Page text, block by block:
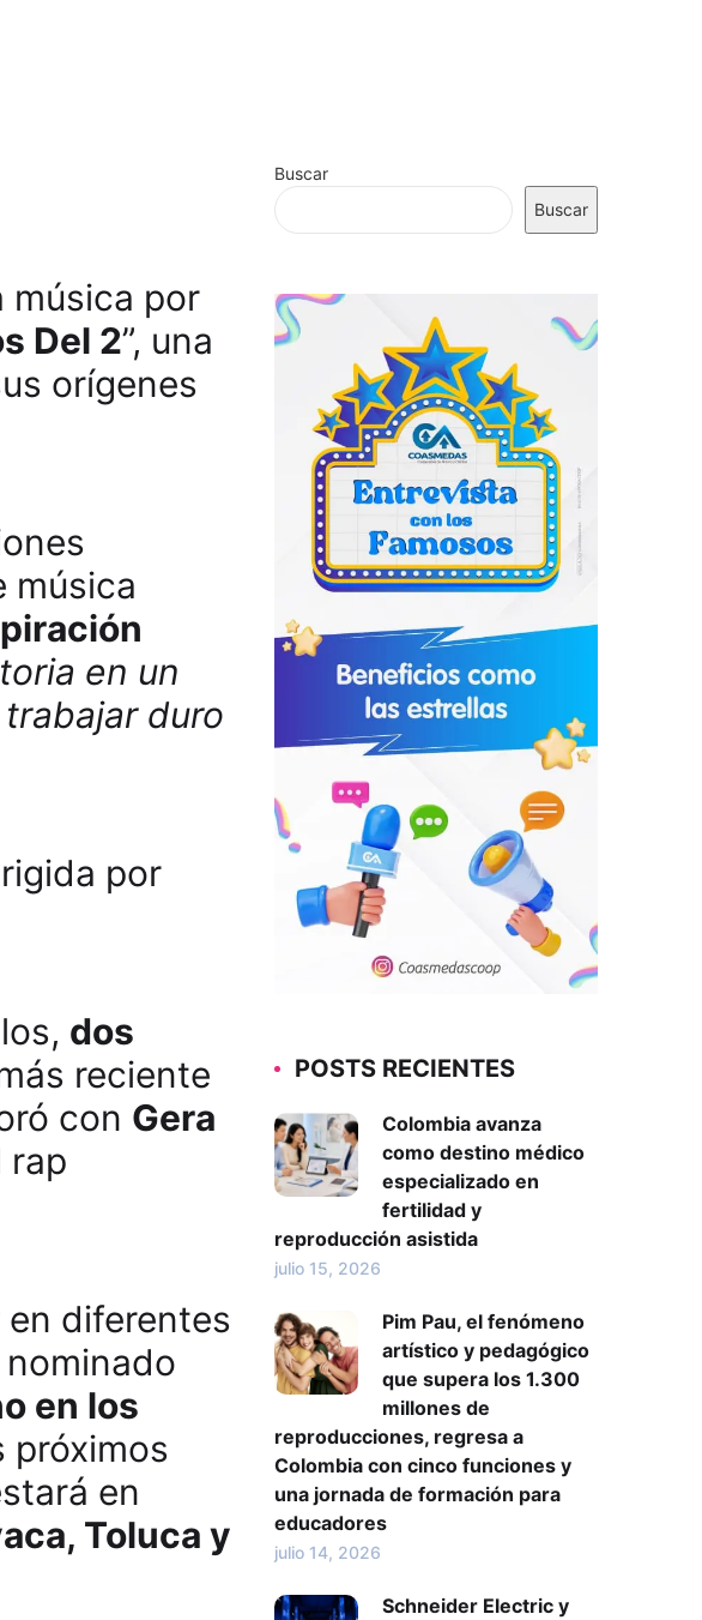
música por
Del 2”, una
orígenes
música
en un
duro
por
dos
reciente
con Gera
rap
diferentes
en los
próximos
en
Toluca y
Buscar
Buscar
POSTS RECIENTES
Colombia avanza
como destino médico
especializado en
fertilidad y
reproducción asistida
julio 15, 2026
Pim Pau, el fenómeno
artístico y pedagógico
que supera los 1.300
millones de
reproducciones, regresa a
Colombia con cinco funciones y
una jornada de formación para
educadores
julio 14, 2026
Schneider Electric y